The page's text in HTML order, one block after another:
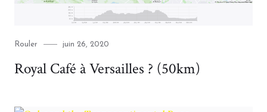
Category
Rouler
Posted
juin 26, 2020
Royal Café à Versailles ? (50km)